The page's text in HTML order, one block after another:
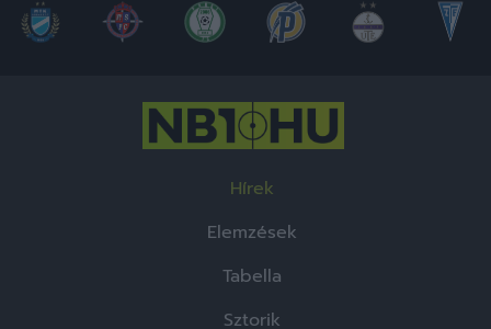
Hírek
Elemzések
Tabella
Sztorik